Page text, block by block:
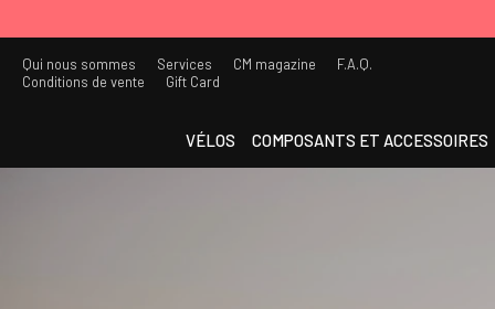
Qui nous sommes Services CM magazine
F.A.Q.
Conditions de vente
Gift Card
VÉLOS COMPOSANTS ET ACCESSOIRES